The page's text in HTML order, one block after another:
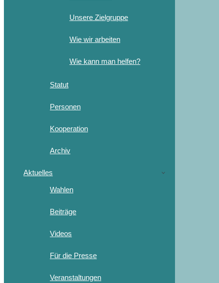
Unsere Zielgruppe
Wie wir arbeiten
Wie kann man helfen?
Statut
Personen
Kooperation
Archiv
Aktuelles
Wahlen
Beiträge
Videos
Für die Presse
Veranstaltungen